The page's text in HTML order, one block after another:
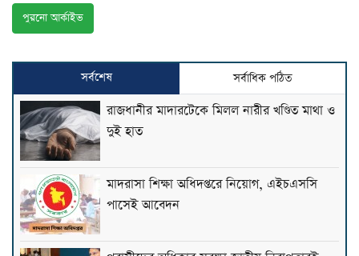
পুরনো আর্কাইভ
সর্বশেষ সর্বাধিক পঠিত
রাজধানীর মাদারটেকে মিলল নারীর খণ্ডিত মাথা ও
দুই হাত
মাদরাসা শিক্ষা অধিদপ্তরে নিয়োগ, এইচএসসি
পাসেই আবেদন